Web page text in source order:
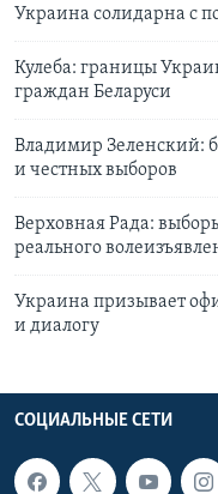
Украина солидарна с
Кулеба: границы
граждан Беларуси
Владимир Зеленский:
и честных выборов
Верховная Рада:
реального
Украина призывает
и диалогу
СОЦИАЛЬНЫЕ СЕТИ